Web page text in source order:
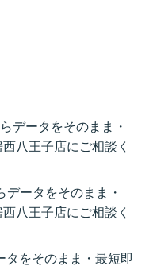
データをそのまま・
八王子店にご相談く
ータをそのまま・
八王子店にご相談く
タをそのまま・最短即